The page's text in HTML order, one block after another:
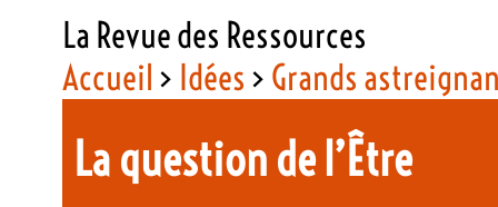
La Revue des Ressources
Accueil > Idées > Grands
La question de l’Être